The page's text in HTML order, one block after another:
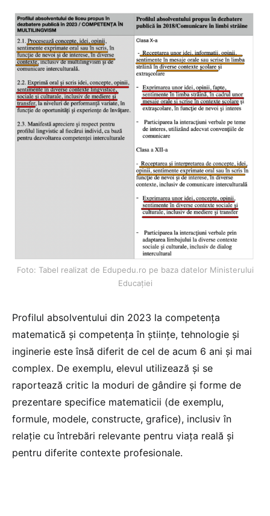
Foto: Tabel realizat de Edupedu.ro pe baza datelor Ministerului
Educației
Profilul absolventului din 2023 la competența
matematică și competența în științe, tehnologie și
inginerie este însă diferit de cel de acum 6 ani și mai
complex. De exemplu, elevul utilizează și se
raportează critic la moduri de gândire și forme de
prezentare specifice matematicii (de exemplu,
formule, modele, constructe, grafice), inclusiv în
relație cu întrebări relevante pentru viața reală și
pentru diferite contexte profesionale.